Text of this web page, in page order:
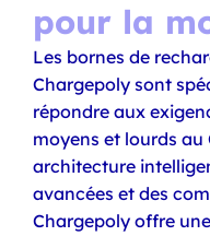
pour la
Les bornes de
Chargepoly sont
répondre aux
moyens et lourds
architecture
avancées et des
Chargepoly offre